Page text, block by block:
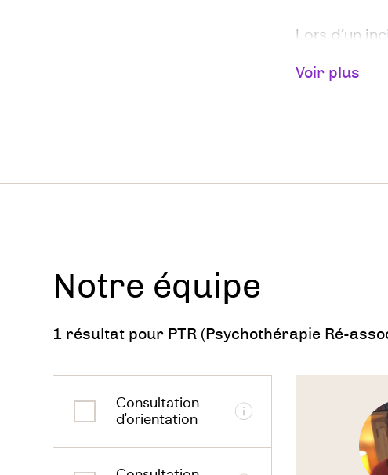
Lors d’un
« se
troubles
Voir plus
Notre équipe
1 résultat pour PTR (Psychothérapie Ré-
Consultation
d'orientation
Informations
Voir